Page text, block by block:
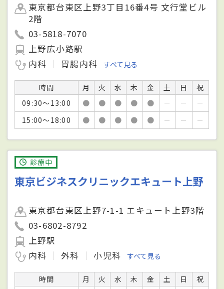
東京都台東区上野3丁目16番4号 文行堂ビル
2階
03-5818-7070
上野広小路駅
内科
胃腸内科 すべて見る
時間 月 火 水 木 金 土 日
祝
09:30～13:00
● ● ● ● ● － －
－
15:00～18:00
● ● ● ● ● － － －
診療中
東京ビジネスクリニックエキュート上野
東京都台東区上野7-1-1 エキュート上野3階
03-6802-8792
上野駅
内科
外科 小児科 すべて見る
時間 月 火 水 木 金 土 日
祝